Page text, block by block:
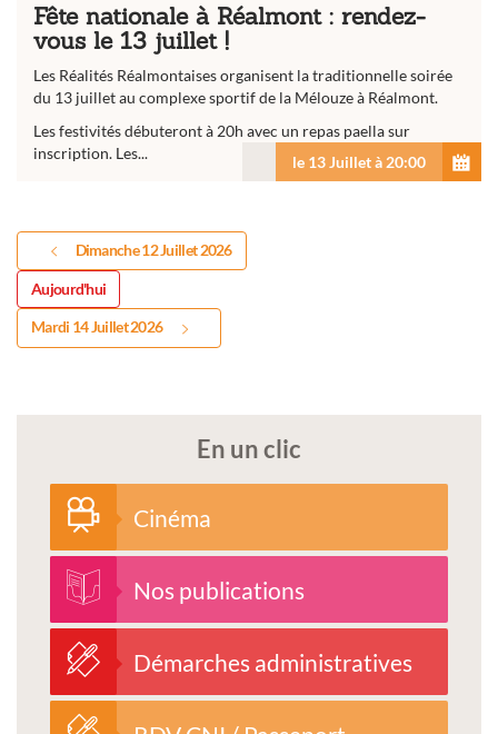
Fête nationale à Réalmont : rendez-
vous le 13 juillet !
Les Réalités Réalmontaises organisent la traditionnelle soirée
du 13 juillet au complexe sportif de la Mélouze à Réalmont.
Les festivités débuteront à 20h avec un repas paella sur
inscription. Les...
le 13 Juillet à 20:00
Dimanche 12 Juillet 2026
Aujourd'hui
Mardi 14 Juillet 2026
En un clic
Cinéma
Nos publications
Démarches administratives